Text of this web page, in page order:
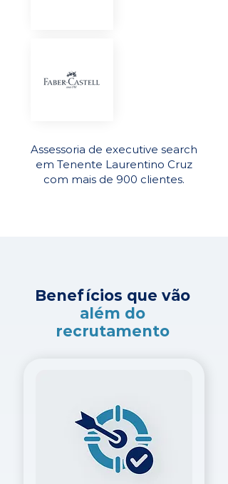
Assessoria de executive search
em Tenente Laurentino Cruz
com mais de 900 clientes.
Benefícios que vão
além do
recrutamento